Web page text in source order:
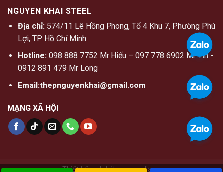
NGUYEN KHAI STEEL
Địa chỉ:574/11 Lê Hồng Phong, Tổ 4 Khu 7, Phường Phú
Lợi, TP Hồ Chí Minh
Hotline:098 888 7752 Mr Hiếu – 097 778 6902 Mr Tín -
0912 891 479 Mr Long
Email:thepnguyenkhai@gmail.com
MẠNG XÃ HỘI
Thiết kế webbởi anvymedia.vn